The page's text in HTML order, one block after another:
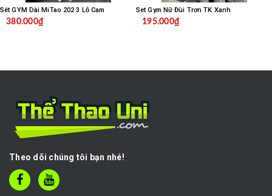
Sét GYM Dài MiTao 202 3 Lỗ Cam
380.000₫
Set Gym Nữ Đùi Trơn TK Xanh
195.000₫
Theo dõi chúng tôi bạn nhé!